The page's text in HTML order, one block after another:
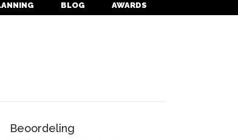
BLOG AWARDS
Beoordeling